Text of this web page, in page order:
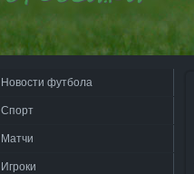
Новости футбола
Спорт
Матчи
Игроки